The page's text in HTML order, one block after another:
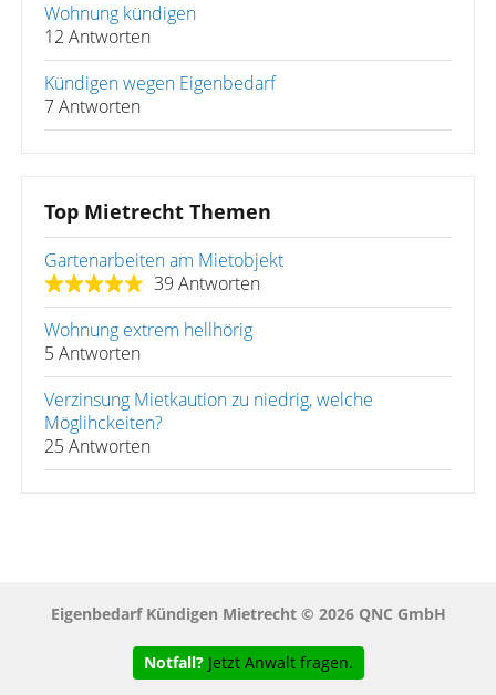
Wohnung kündigen
12 Antworten
Kündigen wegen Eigenbedarf
7 Antworten
Top Mietrecht Themen
Gartenarbeiten am Mietobjekt
39 Antworten
Wohnung extrem hellhörig
5 Antworten
Verzinsung Mietkaution zu niedrig, welche
Möglihckeiten?
25 Antworten
Eigenbedarf Kündigen Mietrecht © 2026 QNC GmbH
Notfall? Jetzt Anwalt fragen.